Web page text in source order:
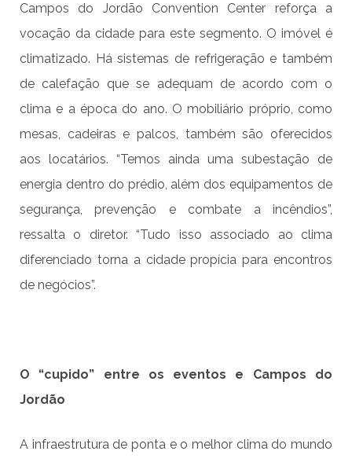
Campos do Jordão Convention Center reforça a
vocação da cidade para este segmento. O imóvel é
climatizado. Há sistemas de refrigeração e também
de calefação que se adequam de acordo com o
clima e a época do ano. O mobiliário próprio, como
mesas, cadeiras e palcos, também são oferecidos
aos locatários. “Temos ainda uma subestação de
energia dentro do prédio, além dos equipamentos de
segurança, prevenção e combate a incêndios”,
ressalta o diretor. “Tudo isso associado ao clima
diferenciado torna a cidade propícia para encontros
de negócios”.
O “cupido” entre os eventos e Campos do
Jordão
A infraestrutura de ponta e o melhor clima do mundo